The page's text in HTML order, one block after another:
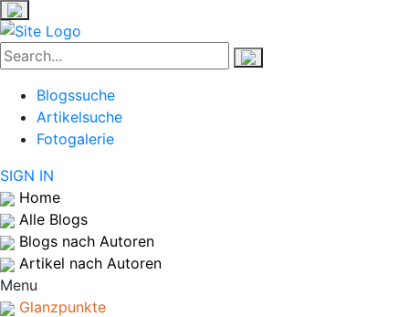
Blogssuche
Artikelsuche
Fotogalerie
SIGN IN
Home
Alle Blogs
Blogs nach Autoren
Artikel nach Autoren
Menu
Glanzpunkte